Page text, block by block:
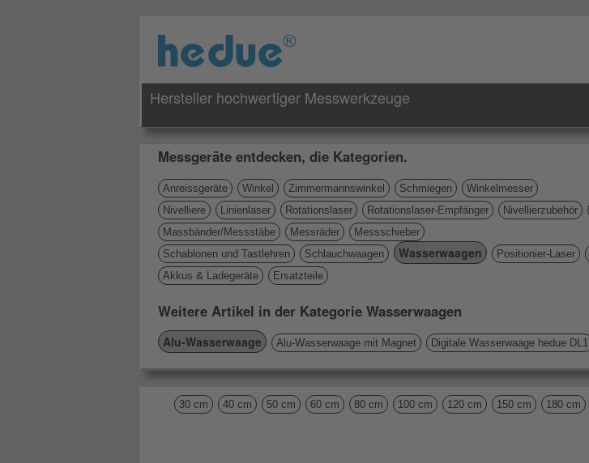
Hersteller hochwertiger Messwerkzeuge
Messgeräte entdecken, die Kategorien.
Anreissgeräte Winkel Zimmermannswinkel Schmiegen
Winkelmesser
Nivelliere
Linienlaser Rotationslaser Rotationslaser-Empfänger Nivellierzubehör
Massbänder/Messstäbe
Messräder
Messschieber
Schablonen und Tastlehren
Schlauchwaagen Wasserwaagen Positionier-Laser
Akkus & Ladegeräte
Ersatzteile
Weitere Artikel in der Kategorie Wasserwaagen
Alu-Wasserwaage Alu-Wasserwaage mit Magnet Digitale Wasserwaage hedue DL1
30 cm 40 cm 50 cm 60 cm 80 cm 100 cm 120 cm 150 cm 180 cm